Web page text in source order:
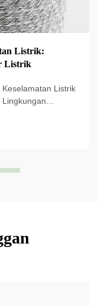
Listrik:
Listrik
Listrik